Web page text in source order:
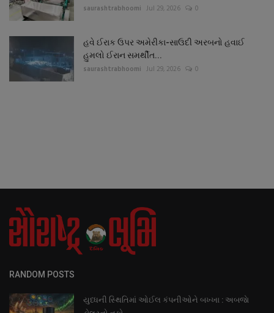
saurashtrabhoomi Jul 29, 2026 0
હવે ઈરાક ઉપર અમેરીકા-સાઉદી અરબનો હવાઈ
હુમલો ઈરાન સમર્થીત...
saurashtrabhoomi Jul 29, 2026 0
RANDOM POSTS
યુધ્ધની સ્થિતિમાં ઓઈલ કંપનીઓને બખ્ખા : અબજાે